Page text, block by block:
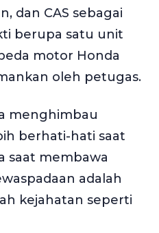
dan CAS sebagai
berupa satu unit
motor Honda
oleh petugas.
menghimbau
berhati-hati saat
saat membawa
adalah
kejahatan seperti